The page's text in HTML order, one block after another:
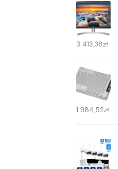
3 413,38zł
1 984,52zł